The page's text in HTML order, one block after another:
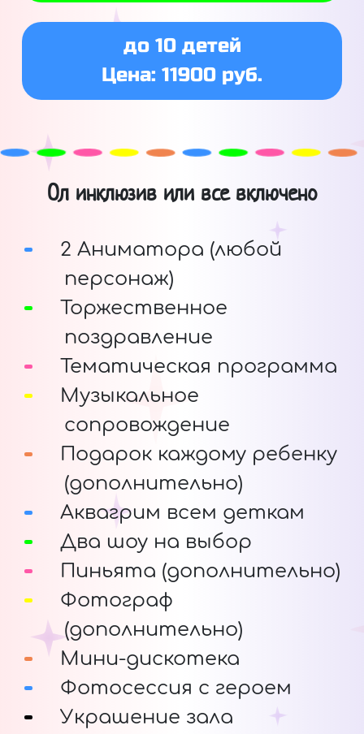
до 10 детей
Цена: 11900 руб.
Ол инклюзив или все включено
2 Аниматора (любой
персонаж)
Торжественное
поздравление
Тематическая программа
Музыкальное
сопровождение
Подарок каждому ребенку
(дополнительно)
Аквагрим всем деткам
Два шоу на выбор
Пиньята (дополнительно)
Фотограф
(дополнительно)
Мини-дискотека
Фотосессия с героем
Украшение зала